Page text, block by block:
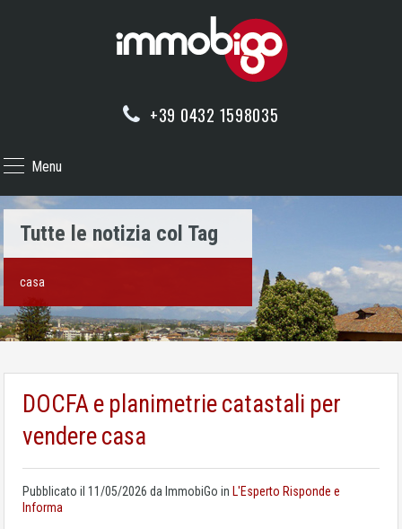
+39 0432 1598035
Menu
Tutte le notizia col Tag
casa
DOCFA e planimetrie catastali per
vendere casa
Pubblicato il 11/05/2026 da ImmobiGo in L'Esperto Risponde e
Informa